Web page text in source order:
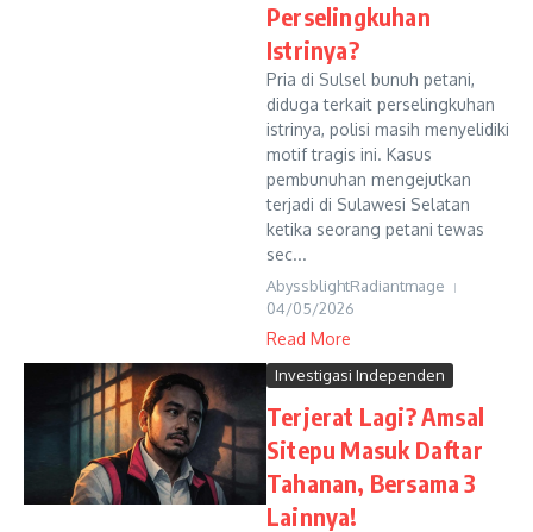
Perselingkuhan
Istrinya?
Pria di Sulsel bunuh petani,
diduga terkait perselingkuhan
istrinya, polisi masih menyelidiki
motif tragis ini. Kasus
pembunuhan mengejutkan
terjadi di Sulawesi Selatan
ketika seorang petani tewas
sec...
AbyssblightRadiantmage
04/05/2026
Read More
Investigasi Independen
Terjerat Lagi? Amsal
Sitepu Masuk Daftar
Tahanan, Bersama 3
Lainnya!